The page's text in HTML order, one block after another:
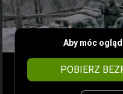
Aby móc
POBIERZ